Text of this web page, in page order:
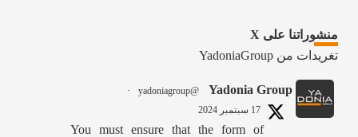
منشوراتنا على X
تغريدات من YadoniaGroup
Yadonia Group
@yadoniagroup
·
17 سبتمبر 2024
You must ensure that the form of